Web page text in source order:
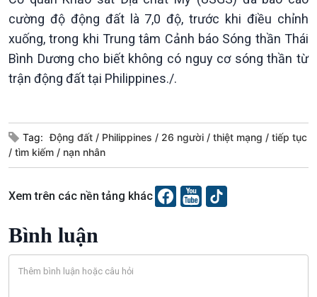
Văn hoá & Du lịch
Tin Văn hoá & Du lịch
Câu chuyện Thể thao
Multimedia
Infographic
E-Magazine
cường độ động đất là 7,0 độ, trước khi điều chỉnh
xuống, trong khi Trung tâm Cảnh báo Sóng thần Thái
Bình Dương cho biết không có nguy cơ sóng thần từ
trận động đất tại Philippines./.
Tag: Động đất Philippines 26 người thiệt mạng
tiếp tục
tìm kiếm
nạn nhân
Xem trên các nền tảng khác
Bình luận